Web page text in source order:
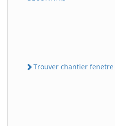
Trouver chantier fenetre